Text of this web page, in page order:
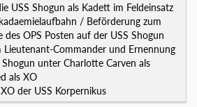
USS Shogun als Kadett im Feldeinsatz
/ Beförderung zum
des OPS Posten auf der USS Shogun
Commander und Ernennung
unter Charlotte Carven als
als XO
der USS Korpernikus